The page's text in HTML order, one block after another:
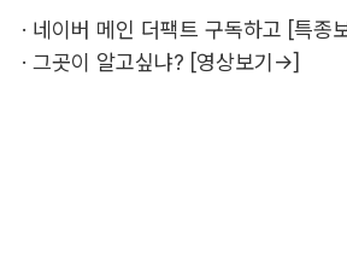
· 네이버 메인 더팩트 구독하고 [특종
· 그곳이 알고싶냐? [영상보기→]